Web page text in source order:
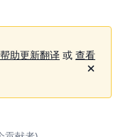
帮助更新翻译 或 查看